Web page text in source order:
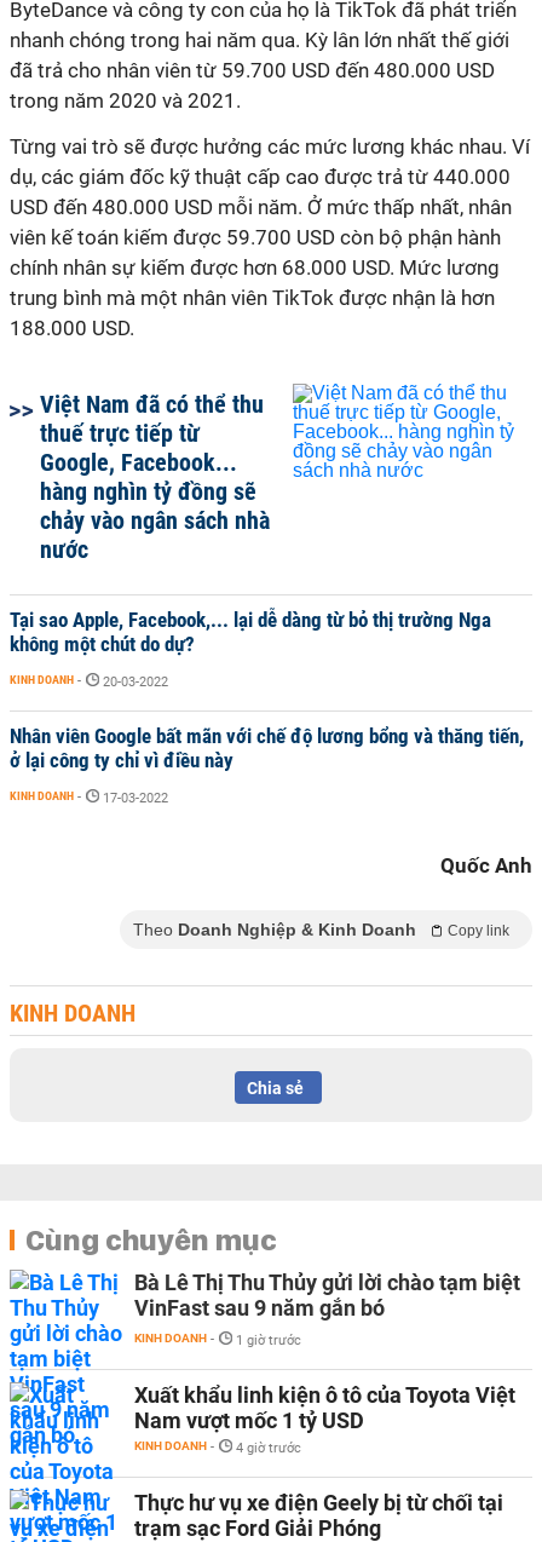
ByteDance và công ty con của họ là TikTok đã phát triển
nhanh chóng trong hai năm qua. Kỳ lân lớn nhất thế giới
đã trả cho nhân viên từ 59.700 USD đến 480.000 USD
trong năm 2020 và 2021.
Từng vai trò sẽ được hưởng các mức lương khác nhau. Ví
dụ, các giám đốc kỹ thuật cấp cao được trả từ 440.000
USD đến 480.000 USD mỗi năm. Ở mức thấp nhất, nhân
viên kế toán kiếm được 59.700 USD còn bộ phận hành
chính nhân sự kiếm được hơn 68.000 USD. Mức lương
trung bình mà một nhân viên TikTok được nhận là hơn
188.000 USD.
Việt Nam đã có thể thu
thuế trực tiếp từ
Google, Facebook...
hàng nghìn tỷ đồng sẽ
chảy vào ngân sách nhà
nước
Tại sao Apple, Facebook,... lại dễ dàng từ bỏ thị trường Nga
không một chút do dự?
KINH DOANH - 20-03-2022
Nhân viên Google bất mãn với chế độ lương bổng và thăng tiến,
ở lại công ty chỉ vì điều này
KINH DOANH - 17-03-2022
Quốc Anh
Theo Doanh Nghiệp & Kinh Doanh Copy link
KINH DOANH
Chia sẻ
Cùng chuyên mục
Bà Lê Thị Thu Thủy gửi lời chào tạm biệt
VinFast sau 9 năm gắn bó
KINH DOANH - 1 giờ trước
Xuất khẩu linh kiện ô tô của Toyota Việt
Nam vượt mốc 1 tỷ USD
KINH DOANH - 4 giờ trước
Thực hư vụ xe điện Geely bị từ chối tại
trạm sạc Ford Giải Phóng